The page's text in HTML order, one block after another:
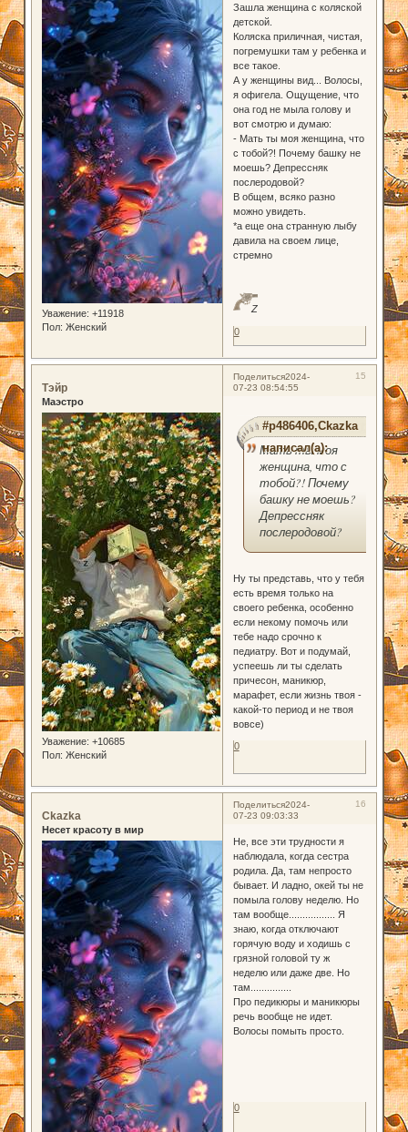
Уважение: +11918
Пол: Женский
Зашла женщина с коляской
детской.
Коляска приличная, чистая,
погремушки там у ребенка и
все такое.
А у женщины вид... Волосы,
я офигела. Ощущение, что
она год не мыла голову и
вот смотрю и думаю:
- Мать ты моя женщина, что
с тобой?! Почему башку не
моешь? Депрессняк
послеродовой?
В общем, всяко разно
можно увидеть.
*а еще она странную лыбу
давила на своем лице,
стремно
Z
0
Поделиться 15
2024-
07-23 08:54:55
Тэйр
Маэстро
Уважение: +10685
Пол: Женский
#p486406,Ckazka
написал(а):
Мать ты моя
женщина, что с
тобой?! Почему
башку не моешь?
Депрессняк
послеродовой?
Ну ты представь, что у тебя
есть время только на
своего ребенка, особенно
если некому помочь или
тебе надо срочно к
педиатру. Вот и подумай,
успеешь ли ты сделать
причесон, маникюр,
марафет, если жизнь твоя -
какой-то период и не твоя
вовсе)
0
Поделиться 16
2024-
07-23 09:03:33
Ckazka
Несет красоту в мир
Не, все эти трудности я
наблюдала, когда сестра
родила. Да, там непросто
бывает. И ладно, окей ты не
помыла голову неделю. Но
там вообще................. Я
знаю, когда отключают
горячую воду и ходишь с
грязной головой ту ж
неделю или даже две. Но
там...............
Про педикюры и маникюры
речь вообще не идет.
Волосы помыть просто.
0